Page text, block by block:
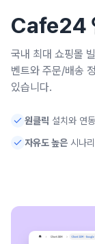
Cafe24
국내 최대 쇼핑몰
벤트와 주문/배송
있습니다.
원클릭 설치와 연동
자유도 높은 시나